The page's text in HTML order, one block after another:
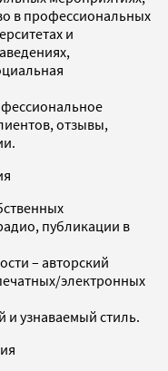
в профессиональных
и
отзывы,
публикации в
– авторский
электронных
и узнаваемый стиль.